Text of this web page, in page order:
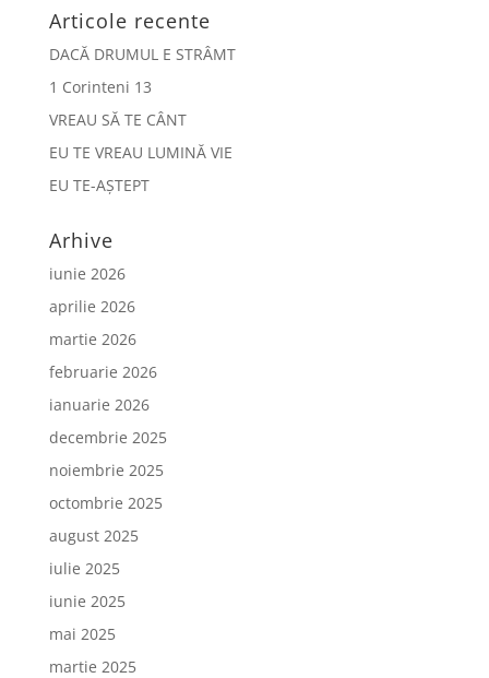
Articole recente
DACĂ DRUMUL E STRÂMT
1 Corinteni 13
VREAU SĂ TE CÂNT
EU TE VREAU LUMINĂ VIE
EU TE-AȘTEPT
Arhive
iunie 2026
aprilie 2026
martie 2026
februarie 2026
ianuarie 2026
decembrie 2025
noiembrie 2025
octombrie 2025
august 2025
iulie 2025
iunie 2025
mai 2025
martie 2025